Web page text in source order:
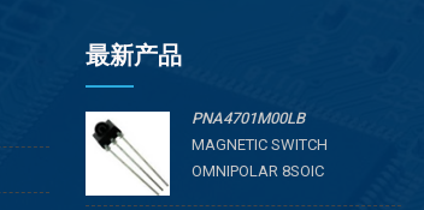
最新产品
PNA4701M00LB
MAGNETIC SWITCH
OMNIPOLAR 8SOIC